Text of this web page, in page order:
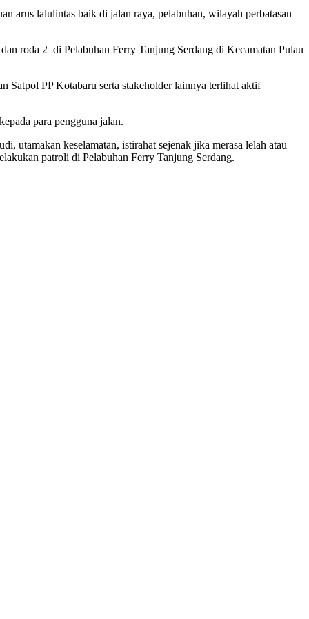
arus lalulintas baik di jalan raya, pelabuhan, wilayah perbatasan
roda 2 di Pelabuhan Ferry Tanjung Serdang di Kecamatan Pulau
Satpol PP Kotabaru serta stakeholder lainnya terlihat aktif
para pengguna jalan.
utamakan keselamatan, istirahat sejenak jika merasa lelah atau
patroli di Pelabuhan Ferry Tanjung Serdang.